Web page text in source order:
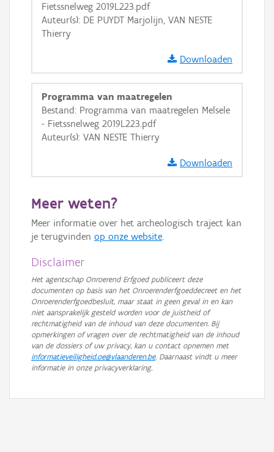
+ −
Basis Lagen
OSM-Basiskaart
Fietssnelweg 2019L223.pdf
Auteur(s): DE PUYDT Marjolijn, VAN NESTE
Thierry
Downloaden
Programma van maatregelen
Bestand: Programma van maatregelen Melsele
- Fietssnelweg 2019L223.pdf
Auteur(s): VAN NESTE Thierry
Downloaden
Meer weten?
Meer informatie over het archeologisch traject kan
je terugvinden op onze website.
Disclaimer
Het agentschap Onroerend Erfgoed publiceert deze
documenten op basis van het Onroerenderfgoeddecreet en het
Onroerenderfgoedbesluit, maar staat in geen geval in en kan
niet aansprakelijk gesteld worden voor de juistheid of
rechtmatigheid van de inhoud van deze documenten. Bij
opmerkingen of vragen over de rechtmatigheid van de inhoud
van de dossiers of uw privacy, kan u contact opnemen met
informatieveiligheid.oe@vlaanderen.be. Daarnaast vindt u meer
informatie in onze privacyverklaring.